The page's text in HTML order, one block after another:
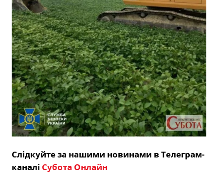
Слідкуйте за нашими новинами в Телеграм-
каналі Субота Онлайн